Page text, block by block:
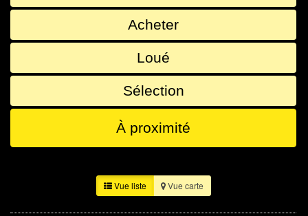
Acheter
Loué
Sélection
À proximité
Vue liste Vue carte